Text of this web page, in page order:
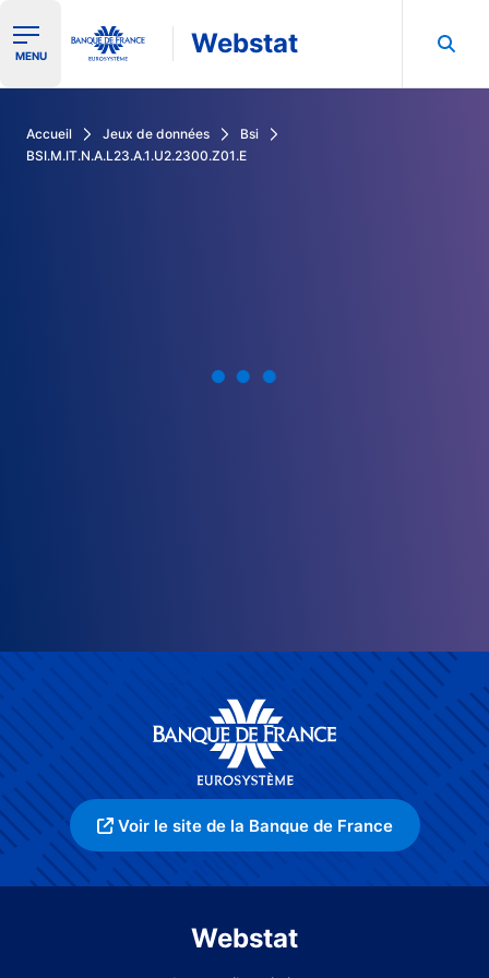
Ouvrir le menu de navigation
MENU Webstat
Accueil Jeux de données
Bsi
BSI.M.IT.N.A.L23.A.1.U2.2300.Z01.E
Voir le site de la Banque de France
Webstat